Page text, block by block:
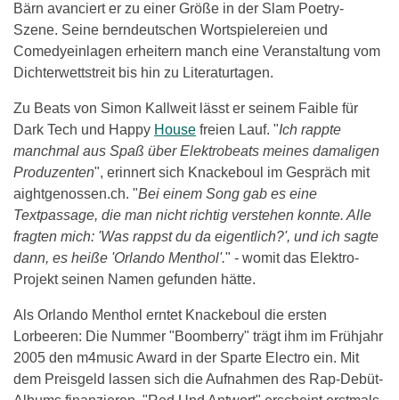
Bärn avanciert er zu einer Größe in der Slam Poetry-
Szene. Seine berndeutschen Wortspielereien und
Comedyeinlagen erheitern manch eine Veranstaltung vom
Dichterwettstreit bis hin zu Literaturtagen.
Zu Beats von Simon Kallweit lässt er seinem Faible für
Dark Tech und Happy House freien Lauf. "Ich rappte
manchmal aus Spaß über Elektrobeats meines damaligen
Produzenten", erinnert sich Knackeboul im Gespräch mit
aightgenossen.ch. "Bei einem Song gab es eine
Textpassage, die man nicht richtig verstehen konnte. Alle
fragten mich: 'Was rappst du da eigentlich?', und ich sagte
dann, es heiße 'Orlando Menthol'." - womit das Elektro-
Projekt seinen Namen gefunden hätte.
Als Orlando Menthol erntet Knackeboul die ersten
Lorbeeren: Die Nummer "Boomberry" trägt ihm im Frühjahr
2005 den m4music Award in der Sparte Electro ein. Mit
dem Preisgeld lassen sich die Aufnahmen des Rap-Debüt-